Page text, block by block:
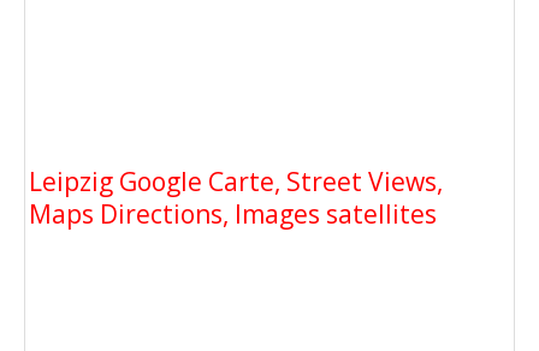
Leipzig Google Carte, Street Views,
Maps Directions, Images satellites